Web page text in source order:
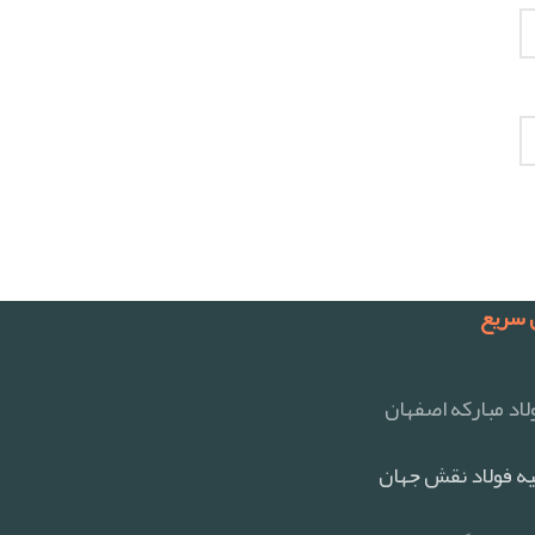
مبارکه اصفهان
فولاد نقش جهان